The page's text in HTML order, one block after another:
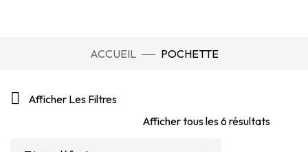
ACCUEIL POCHETTE
Afficher Les Filtres
Afficher tous les 6 résultats